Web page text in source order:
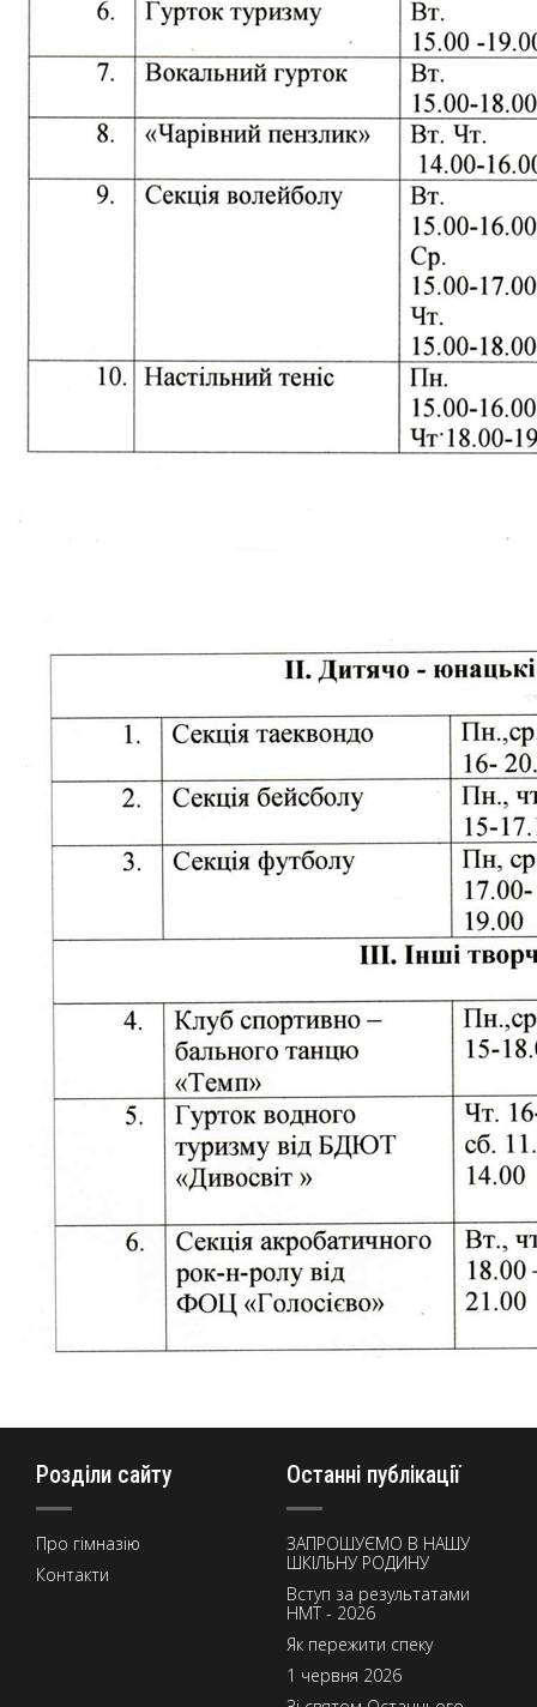
Розділи сайту
Про гімназію
Контакти
Останні публікації
ЗАПРОШУЄМО В НАШУ
ШКІЛЬНУ РОДИНУ
Вступ за результатами
НМТ - 2026
Як пережити спеку
1 червня 2026